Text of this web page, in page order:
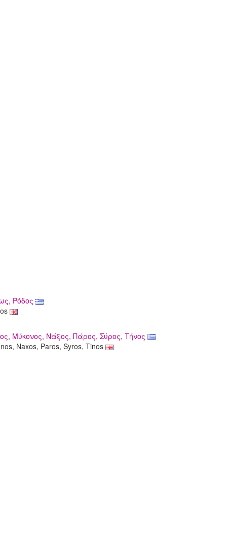
Ρόδος
Μύκονος, Νάξος, Πάρος, Σύρος, Τήνος
Naxos, Paros, Syros, Tinos